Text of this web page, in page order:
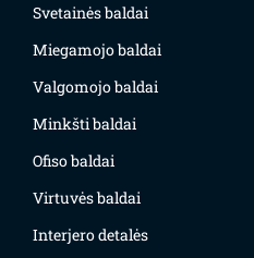
Svetainės baldai
Miegamojo baldai
Valgomojo baldai
Minkšti baldai
Ofiso baldai
Virtuvės baldai
Interjero detalės